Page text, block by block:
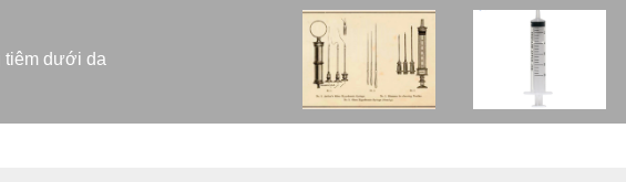
tiêm dưới da